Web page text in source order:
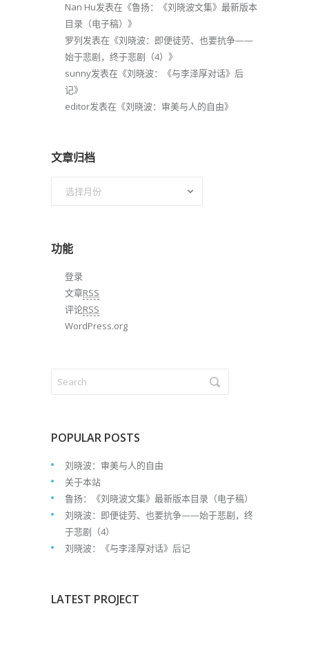
Nan Hu发表在《鲁扬：《刘晓波文集》最新版本
目录（电子稿） 》
罗列发表在《刘晓波：即便徒劳、也要抗争——
始于悲剧，终于悲剧（4） 》
sunny发表在《刘晓波：《与李泽厚对话》后
记》
editor发表在《刘晓波：审美与人的自由》
文章归档
功能
登录
文章RSS
评论RSS
WordPress.org
POPULAR POSTS
刘晓波：审美与人的自由
关于本站
鲁扬：《刘晓波文集》最新版本目录（电子稿）
刘晓波：即便徒劳、也要抗争——始于悲剧，终
于悲剧（4）
刘晓波：《与李泽厚对话》后记
LATEST PROJECT